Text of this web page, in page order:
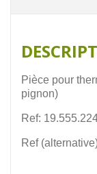
Pièce pour
pignon)
Ref:
Ref